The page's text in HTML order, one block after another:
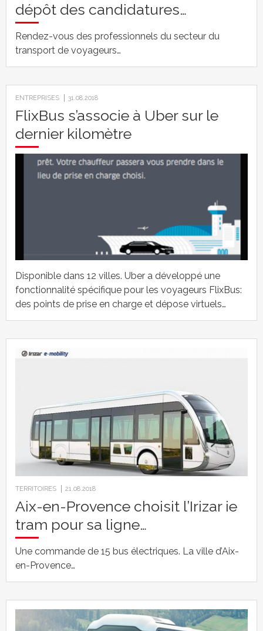
dépôt des candidatures…
Rendez-vous des professionnels du secteur du
transport de voyageurs…
ENTREPRISES 31.08.2018
FlixBus s’associe à Uber sur le
dernier kilomètre
Disponible dans 12 villes. Uber a développé une
fonctionnalité spécifique pour les voyageurs FlixBus:
des points de prise en charge et dépose virtuels…
TERRITOIRES 21.08.2018
Aix-en-Provence choisit l’Irizar ie
tram pour sa ligne…
Une commande de 15 bus électriques. La ville d’Aix-
en-Provence…